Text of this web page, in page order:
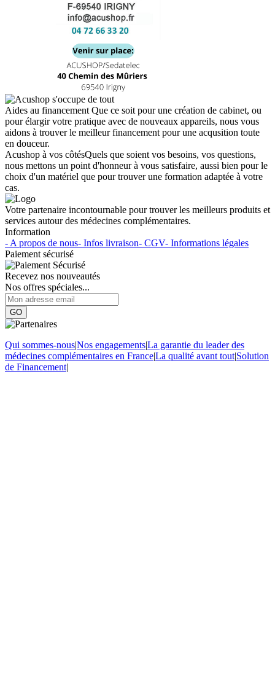
Aides au financement Que ce soit pour une création de cabinet, ou
pour élargir votre pratique avec de nouveaux appareils, nous vous
aidons à trouver le meilleur financement pour une acqusition toute
en douceur.
Acushop à vos côtésQuels que soient vos besoins, vos questions,
nous mettons un point d'honneur à vous satisfaire, aussi bien pour le
choix d'un matériel que pour trouver une formation adaptée à votre
cas.
Votre partenaire incontournable pour trouver les meilleurs produits et
services autour des médecines complémentaires.
Information
- A propos de nous- Infos livraison- CGV- Informations légales
Paiement sécurisé
Recevez nos nouveautés
Nos offres spéciales...
GO
Qui sommes-nous|Nos engagements|La garantie du leader des
médecines complémentaires en France|La qualité avant tout|Solution
de Financement|